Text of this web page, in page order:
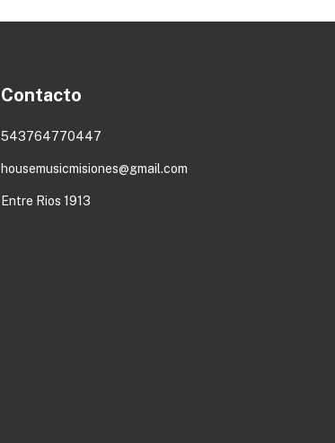
Contacto
543764770447
housemusicmisiones@gmail.com
Entre Rios 1913